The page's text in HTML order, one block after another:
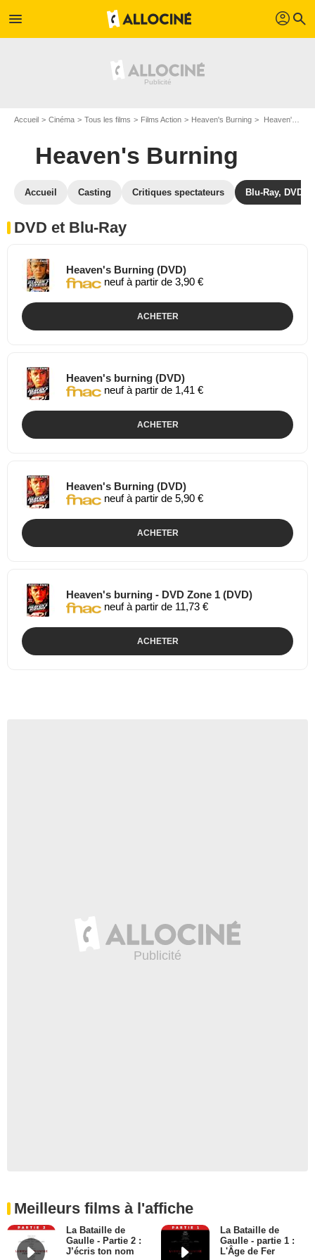
menu profil search
Accueil Cinéma Tous les films Films Action Heaven's Burning Heaven's Burning en DVD Blu Ray
Heaven's Burning
Accueil Casting Critiques spectateurs Blu-Ray, DVD
DVD et Blu-Ray
Heaven's Burning (DVD)
neuf à partir de 3,90 €
ACHETER
Heaven's burning (DVD)
neuf à partir de 1,41 €
ACHETER
Heaven's Burning (DVD)
neuf à partir de 5,90 €
ACHETER
Heaven's burning - DVD Zone 1 (DVD)
neuf à partir de 11,73 €
ACHETER
Meilleurs films à l'affiche
La Bataille de
Gaulle - Partie 2 :
J’écris ton nom
La Bataille de
Gaulle - partie 1 :
L'Âge de Fer